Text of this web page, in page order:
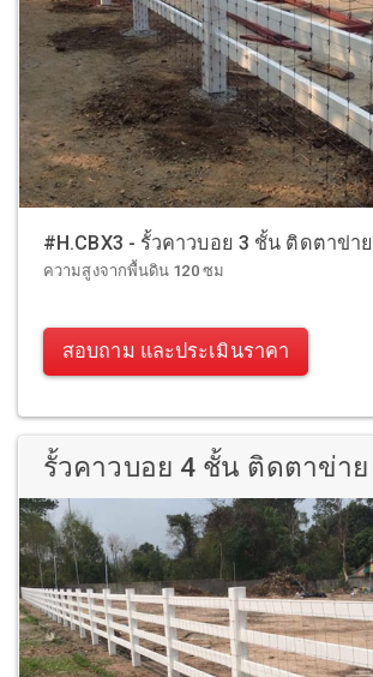
#H.CBX3 - รั้วคาวบอย 3 ชั้น ติดตาข่าย
ความสูงจากพื้นดิน 120 ซม
สอบถาม และประเมินราคา
รั้วคาวบอย 4 ชั้น ติดตาข่าย